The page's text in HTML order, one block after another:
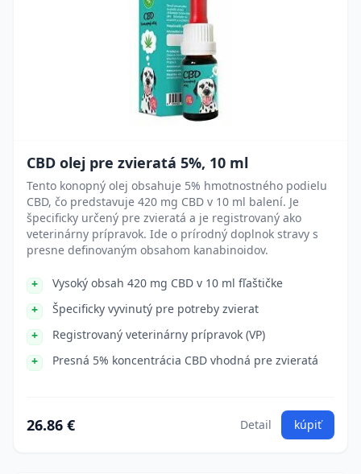
CBD olej pre zvieratá 5%, 10 ml
Tento konopný olej obsahuje 5% hmotnostného podielu
CBD, čo predstavuje 420 mg CBD v 10 ml balení. Je
špecificky určený pre zvieratá a je registrovaný ako
veterinárny prípravok. Ide o prírodný doplnok stravy s
presne definovaným obsahom kanabinoidov.
Vysoký obsah 420 mg CBD v 10 ml fľaštičke
Špecificky vyvinutý pre potreby zvierat
Registrovaný veterinárny prípravok (VP)
Presná 5% koncentrácia CBD vhodná pre zvieratá
26.86 € Detail kúpiť